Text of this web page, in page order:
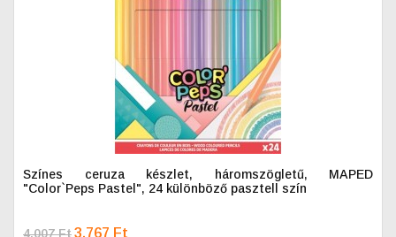
Színes ceruza készlet, háromszögletű, MAPED
"Color`Peps Pastel", 24 különböző pasztell szín
4.007 Ft3.767 Ft